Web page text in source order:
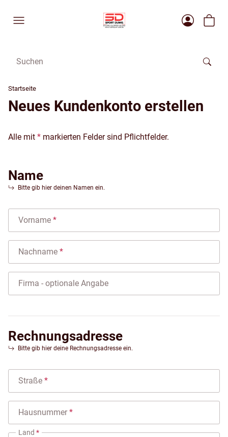
Startseite
Neues Kundenkonto erstellen
Alle mit * markierten Felder sind Pflichtfelder.
Name
Bitte gib hier deinen Namen ein.
Vorname
Nachname
Firma - optionale Angabe
Rechnungsadresse
Bitte gib hier deine Rechnungsadresse ein.
Straße
Hausnummer
Land